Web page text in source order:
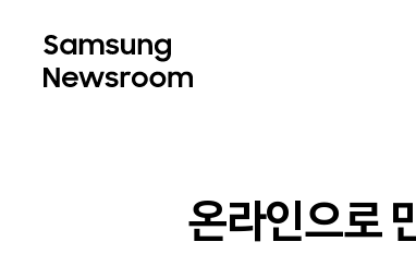
온라인으로